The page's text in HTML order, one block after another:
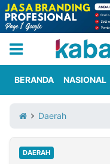
Iklan
Berita
Kami
BERANDA NASIONAL
Daerah
DAERAH